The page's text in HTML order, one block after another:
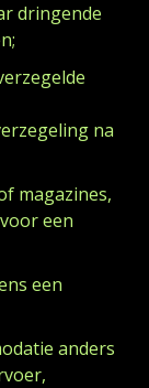
dringende
na
magazines,
een
een
anders